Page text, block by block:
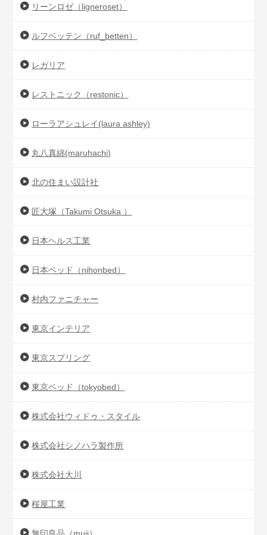
リーンロゼ（ligneroset）
ルフベッテン（ruf_betten）
レガリア
レストニック（restonic）
ローラアシュレイ(laura ashley)
丸八真綿(maruhachi)
北の住まい設計社
匠大塚（Takumi Otsuka ）
日本ヘルス工業
日本ベッド（nihonbed）
村内ファニチャー
東京インテリア
東京スプリング
東京ベッド（tokyobed）
株式会社ウィドゥ・スタイル
株式会社シノハラ製作所
株式会社大川
桜屋工業